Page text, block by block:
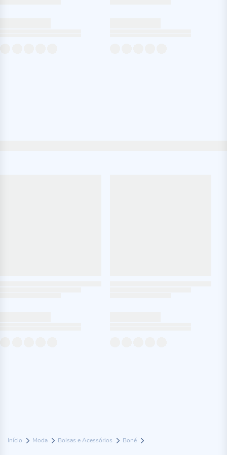
Início Moda Bolsas e Acessórios Boné